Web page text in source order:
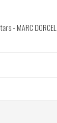
- MARC DORCEL